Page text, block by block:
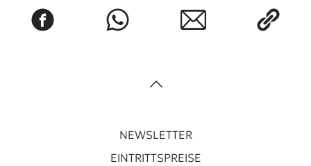
NEWSLETTER
EINTRITTSPREISE